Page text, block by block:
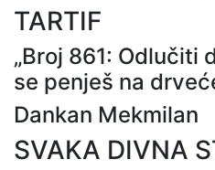
TARTIF
„Broj 861: Odlučiti
se penješ na
Dankan Mekmilan
SVAKA DIVNA